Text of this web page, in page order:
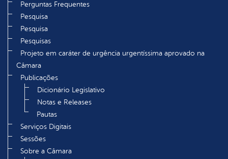
Perguntas Frequentes
Pesquisa
Pesquisa
Pesquisas
Projeto em caráter de urgência urgentíssima aprovado na
Câmara
Publicações
Dicionário Legislativo
Notas e Releases
Pautas
Serviços Digitais
Sessões
Sobre a Câmara